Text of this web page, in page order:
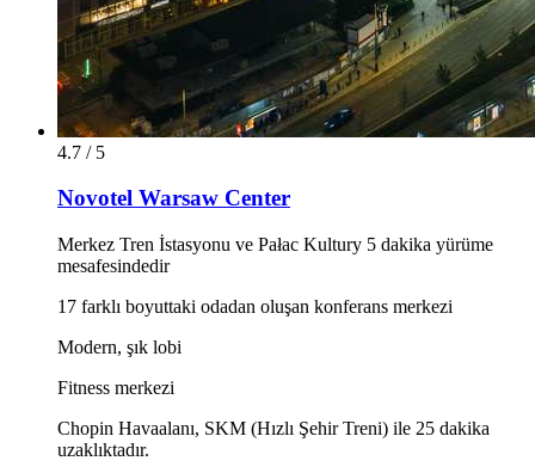
4.7 / 5
Novotel Warsaw Center
Merkez Tren İstasyonu ve Pałac Kultury 5 dakika yürüme
mesafesindedir
17 farklı boyuttaki odadan oluşan konferans merkezi
Modern, şık lobi
Fitness merkezi
Chopin Havaalanı, SKM (Hızlı Şehir Treni) ile 25 dakika
uzaklıktadır.